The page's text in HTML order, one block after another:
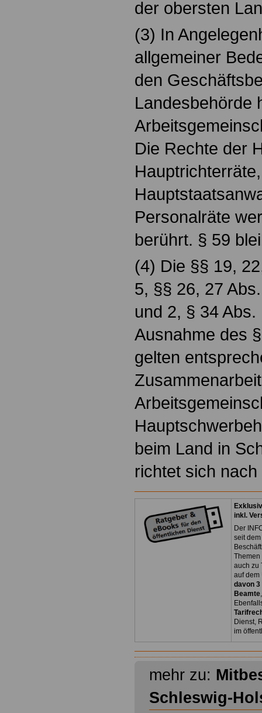
der obersten
(3) In
allgemeiner
den
Landesbehörde
Die Rechte der
Personalräte
berührt. § 59
(4) Die §§ 19,
5, §§ 26, 27
und 2, § 34
Ausnahme des
gelten
beim Land in
richtet sich
inkl.
Der
seit
Themen
auch zu
auf dem
davon 3
Beamte
Dienst,
im
mehr zu:
Schleswig-